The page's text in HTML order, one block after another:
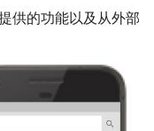
供的功能以及从外部